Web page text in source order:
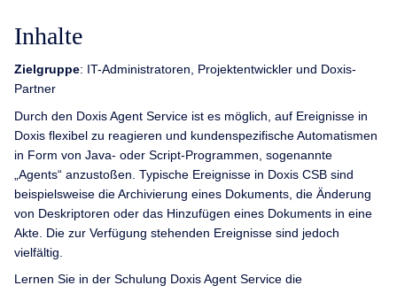
Inhalte
Zielgruppe: IT-Administratoren, Projektentwickler und Doxis-
Partner
Durch den Doxis Agent Service ist es möglich, auf Ereignisse in
Doxis flexibel zu reagieren und kundenspezifische Automatismen
in Form von Java- oder Script-Programmen, sogenannte
„Agents“ anzustoßen. Typische Ereignisse in Doxis CSB sind
beispielsweise die Archivierung eines Dokuments, die Änderung
von Deskriptoren oder das Hinzufügen eines Dokuments in eine
Akte. Die zur Verfügung stehenden Ereignisse sind jedoch
vielfältig.
Lernen Sie in der Schulung Doxis Agent Service die